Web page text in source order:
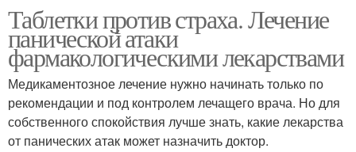
Таблетки против страха. Лечение
панической атаки
фармакологическими лекарствами
Медикаментозное лечение нужно начинать только по
рекомендации и под контролем лечащего врача. Но для
собственного спокойствия лучше знать, какие лекарства
от панических атак может назначить доктор.